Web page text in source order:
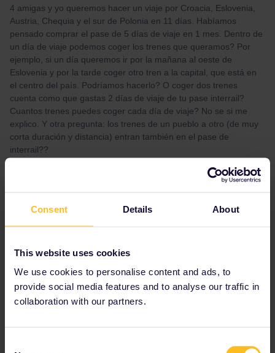
Consent Details About
This website uses cookies
We use cookies to personalise content and ads, to
provide social media features and to analyse our traffic in
collaboration with our partners.
4 amigas y yo queremos hacer un viaje por Croacia, Eslovenia,
Austria, Chequia y el sur de Polonia en 11 días. Habíamos
pensado comprar el pase de 5 días de viaje en 1 mes. Dentro de
un día de viaje podemos coger los trenes que queramos? Por
ejemplo, si un día queremos ir por la mañana al oeste de
Eslovenia y por la tarde coger otro tren a la capital, que está en
el centro del país. Podríamos hacerlo? O coger dos trenes
cuenta como que gastas 2 días de viaje de tu pase interrail?
Cuantos trenes puedes coger cada día de viaje? No se si me
explico. Y otra pregunta: los trenes de un pueblo a otro (de muy
corta duración y distancia) entran también en el pase de
interrail??
Yes, you can take as many trains as you like
Yes, local and regional trains are just like long-
distance trains. You enter them in the pass as
normal. The pass isn’t usually valid on city
transport.
Help